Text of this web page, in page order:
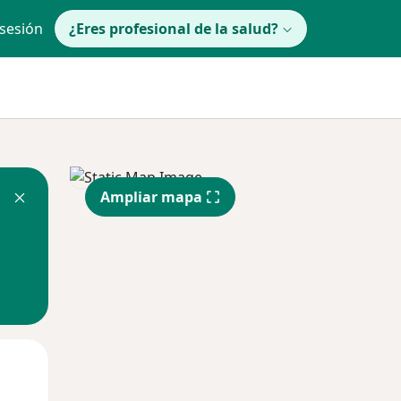
¿Eres profesional de la salud?
Ampliar mapa